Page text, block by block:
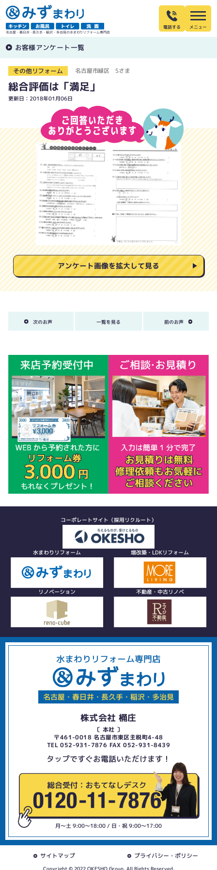
名古屋・春日井・長久手・稲沢・多治見の水まわりリフォーム専門店
電話する
お客様アンケート一覧
その他リフォーム 名古屋市緑区 Sさま
総合評価は「満足」
更新日：2018年01月06日
アンケート画像を拡大して見る
次のお声 一覧を見る 前のお声
コーポレートサイト（採用リクルート）
水まわりリフォーム 増改築・LDKリフォーム
リノベーション 不動産・中古リノベ
水まわりリフォーム専門店
名古屋・春日井・長久手・稲沢・多治見
株式会社 桶庄
〔 本社 〕
〒461-0018 名古屋市東区主税町4-48
TEL 052-931-7876 FAX 052-931-8439
タップですぐお電話いただけます！
月〜土 9:00〜18:00 / 日・祝 9:00〜17:00
サイトマップ プライバシー・ポリシー
Copyright © 2022 OKESHO Group. All Rights Reserved.